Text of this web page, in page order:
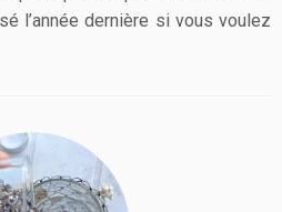
l’année dernière si vous voulez